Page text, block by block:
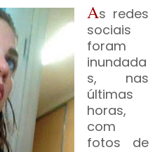
As redes
sociais
foram
inundada
s, nas
últimas
horas,
com
fotos de